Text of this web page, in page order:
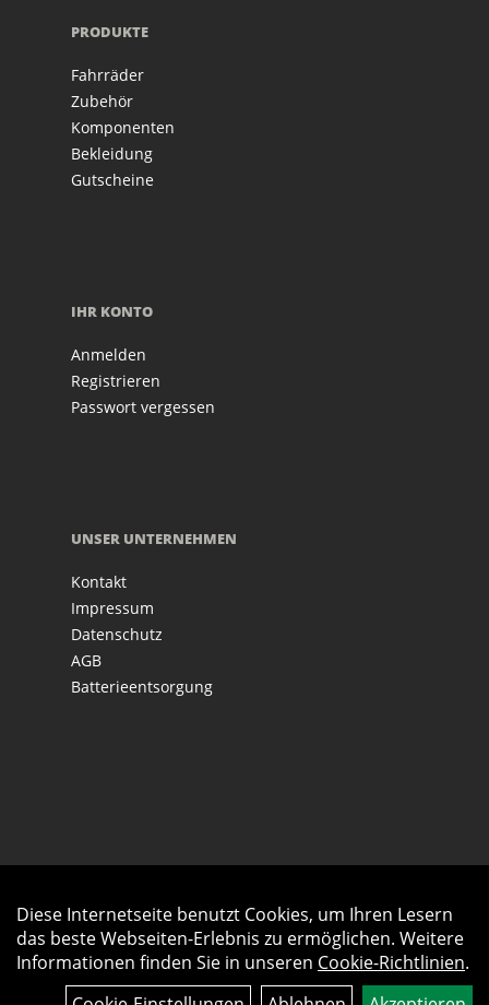
PRODUKTE
Fahrräder
Zubehör
Komponenten
Bekleidung
Gutscheine
IHR KONTO
Anmelden
Registrieren
Passwort vergessen
UNSER UNTERNEHMEN
Kontakt
Impressum
Datenschutz
AGB
Batterieentsorgung
Diese Internetseite benutzt Cookies, um Ihren Lesern
das beste Webseiten-Erlebnis zu ermöglichen. Weitere
Informationen finden Sie in unseren Cookie-Richtlinien.
Auftrag widerrufen